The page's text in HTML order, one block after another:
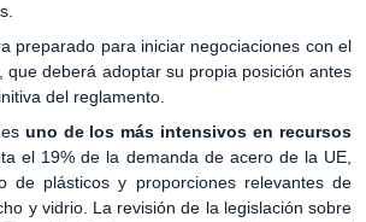
preparado para iniciar negociaciones con el
que deberá adoptar su propia posición antes
del reglamento.
uno de los más intensivos en recursos
el 19% de la demanda de acero de la UE,
de plásticos y proporciones relevantes de
y vidrio. La revisión de la legislación sobre